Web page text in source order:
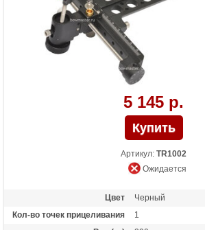
5 145 р.
Артикул: TR1002
Ожидается
Цвет
Черный
Кол-во точек прицеливания
1